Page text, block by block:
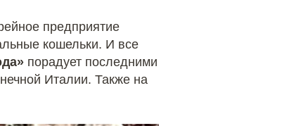
предприятие
кошельки. И все
порадует последними
Италии. Также на